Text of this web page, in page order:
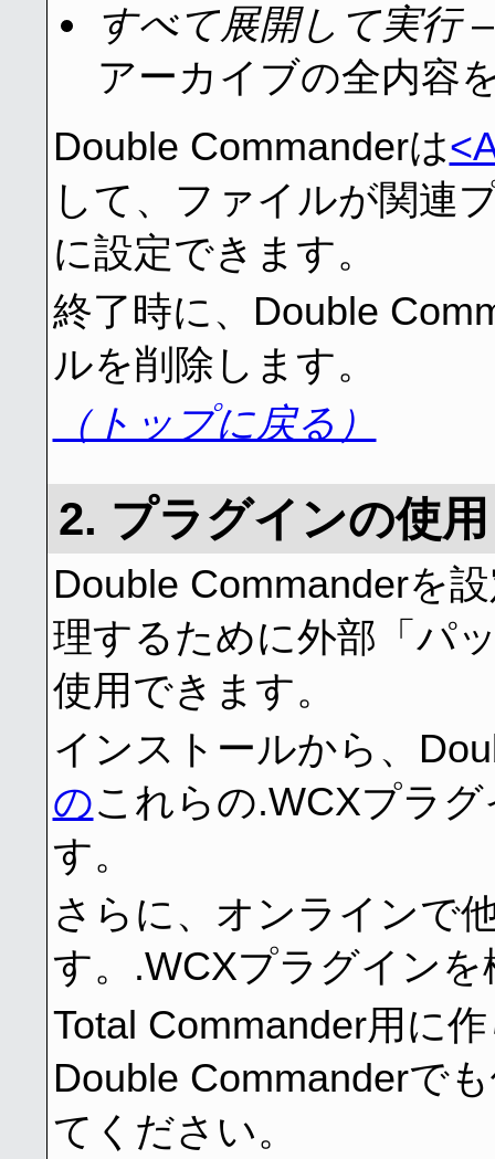
すべて展開して実行–
アーカイブの全内容
Double Commanderは
して、ファイルが関連
に設定できます。
終了時に、Double
ルを削除します。
（トップに戻る）
2. プラグインの使用
Double Commanderを
理するために外部「パ
使用できます。
インストールから、
のこれらの.WCXプラ
す。
さらに、オンラインで
す。.WCXプラグイン
Total Commander用に
Double Commanderで
てください。